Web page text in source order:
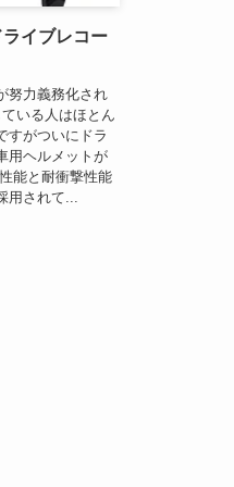
イブレコー
努力義務化され
いる人はほとん
すがついにドラ
用ヘルメットが
能と耐衝撃性能
用されて...